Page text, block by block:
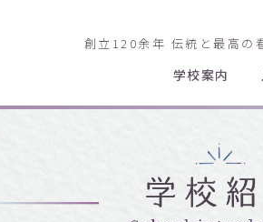
創立120余年 伝統と最高の
学校案内